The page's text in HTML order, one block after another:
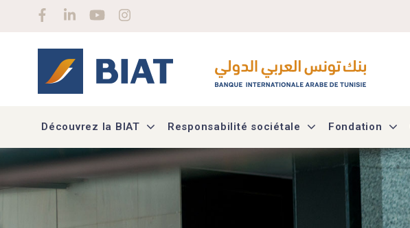
Aller au contenu principal
Social menu
Découvrez la BIAT Responsabilité sociétale Fondation